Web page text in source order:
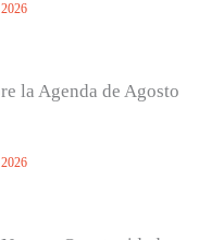
la Agenda de Agosto